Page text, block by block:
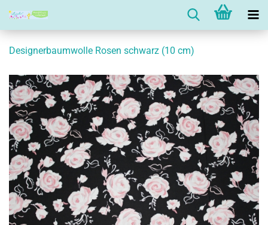
Designerbaumwolle Rosen schwarz (10 cm)